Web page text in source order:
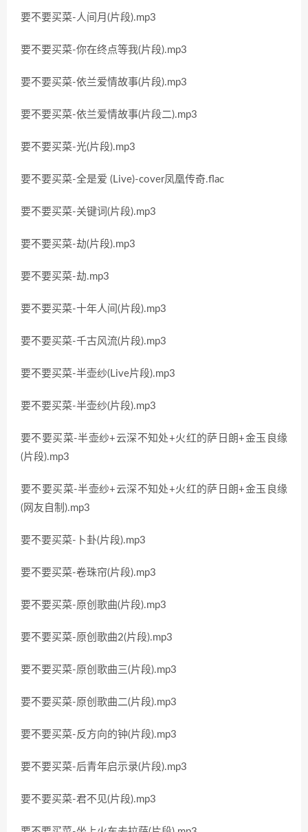
要不要买菜-人间月(片段).mp3
要不要买菜-你在终点等我(片段).mp3
要不要买菜-依兰爱情故事(片段).mp3
要不要买菜-依兰爱情故事(片段二).mp3
要不要买菜-光(片段).mp3
要不要买菜-全是爱 (Live)-cover凤凰传奇.flac
要不要买菜-关键词(片段).mp3
要不要买菜-劫(片段).mp3
要不要买菜-劫.mp3
要不要买菜-十年人间(片段).mp3
要不要买菜-千古风流(片段).mp3
要不要买菜-半壶纱(Live片段).mp3
要不要买菜-半壶纱(片段).mp3
要不要买菜-半壶纱+云深不知处+火红的萨日朗+金玉良缘
(片段).mp3
要不要买菜-半壶纱+云深不知处+火红的萨日朗+金玉良缘
(网友自制).mp3
要不要买菜-卜卦(片段).mp3
要不要买菜-卷珠帘(片段).mp3
要不要买菜-原创歌曲(片段).mp3
要不要买菜-原创歌曲2(片段).mp3
要不要买菜-原创歌曲三(片段).mp3
要不要买菜-原创歌曲二(片段).mp3
要不要买菜-反方向的钟(片段).mp3
要不要买菜-后青年启示录(片段).mp3
要不要买菜-君不见(片段).mp3